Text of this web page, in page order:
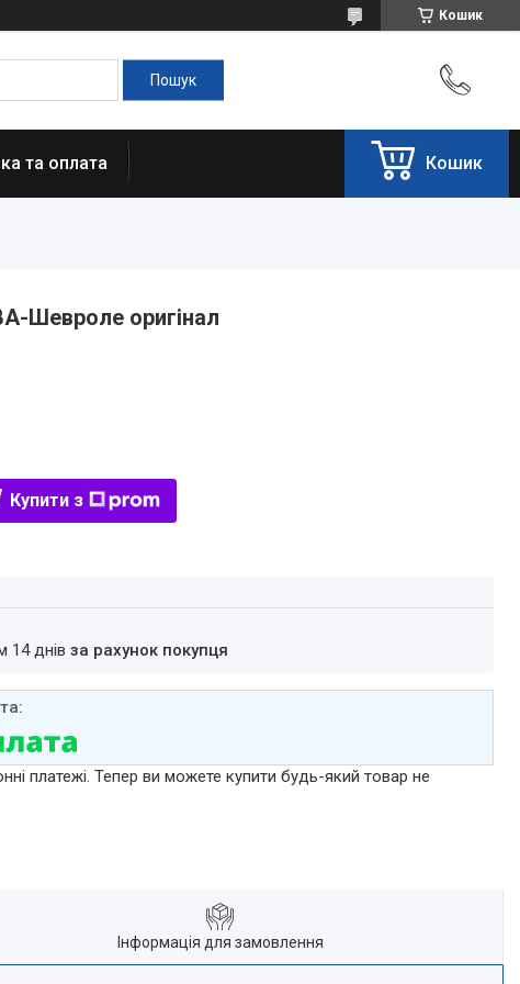
Кошик
та оплата Кошик
Шевроле оригінал
Купити з
14 днів за рахунок покупця
платежі. Тепер ви можете купити будь-який товар не
Інформація для замовлення